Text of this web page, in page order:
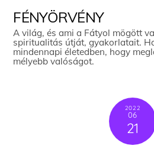
content
FÉNYÖRVÉNY
A világ, és ami a Fátyol mögött
spiritualitás útját, gyakorlatait.
mindennapi életedben, hogy
mélyebb valóságot.
2022
06
21